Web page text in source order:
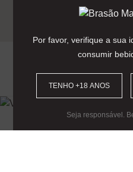
Por favor, verifique a sua
consumir
TENHO +18 ANOS
Seja responsável.